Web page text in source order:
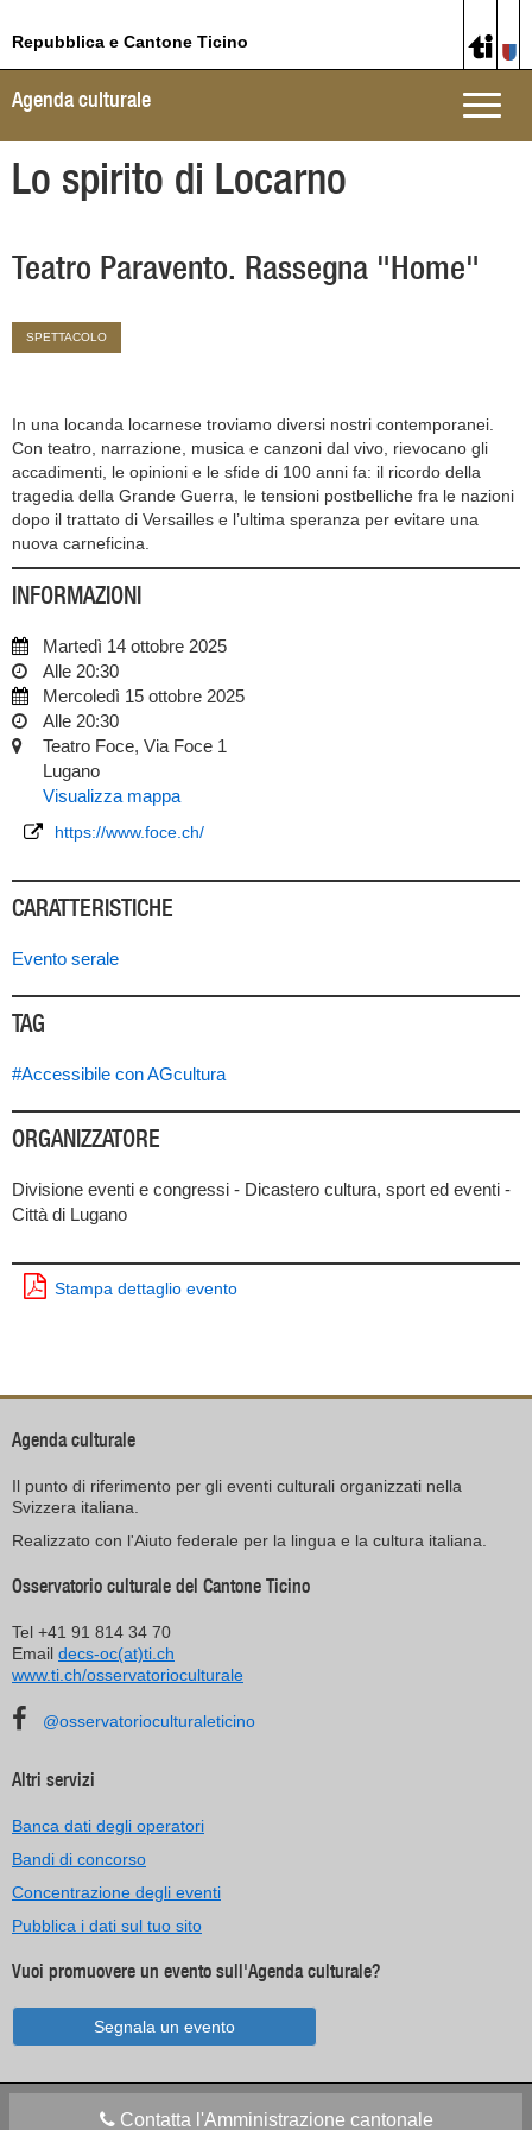
Repubblica e Cantone Ticino
Toggle
Agenda culturale
Lo spirito di Locarno
Teatro Paravento. Rassegna "Home"
SPETTACOLO
In una locanda locarnese troviamo diversi nostri contemporanei.
Con teatro, narrazione, musica e canzoni dal vivo, rievocano gli
accadimenti, le opinioni e le sfide di 100 anni fa: il ricordo della
tragedia della Grande Guerra, le tensioni postbelliche fra le nazioni
dopo il trattato di Versailles e l’ultima speranza per evitare una
nuova carneficina.
INFORMAZIONI
Martedì 14 ottobre 2025
Alle 20:30
Mercoledì 15 ottobre 2025
Alle 20:30
Teatro Foce, Via Foce 1
Lugano
Visualizza mappa
https://www.foce.ch/
CARATTERISTICHE
Evento serale
TAG
#Accessibile con AGcultura
ORGANIZZATORE
Divisione eventi e congressi - Dicastero cultura, sport ed eventi -
Città di Lugano
Stampa dettaglio evento
Agenda culturale
Il punto di riferimento per gli eventi culturali organizzati nella
Svizzera italiana.
Realizzato con l'Aiuto federale per la lingua e la cultura italiana.
Osservatorio culturale del Cantone Ticino
Tel +41 91 814 34 70
Email decs-oc(at)ti.ch
www.ti.ch/osservatorioculturale
@osservatorioculturaleticino
Altri servizi
Banca dati degli operatori
Bandi di concorso
Concentrazione degli eventi
Pubblica i dati sul tuo sito
Vuoi promuovere un evento sull'Agenda culturale?
Segnala un evento
Contatta l'Amministrazione cantonale